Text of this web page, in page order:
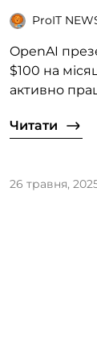
ProIT
OpenAI
$100 на
активно
Читати
26 травня,